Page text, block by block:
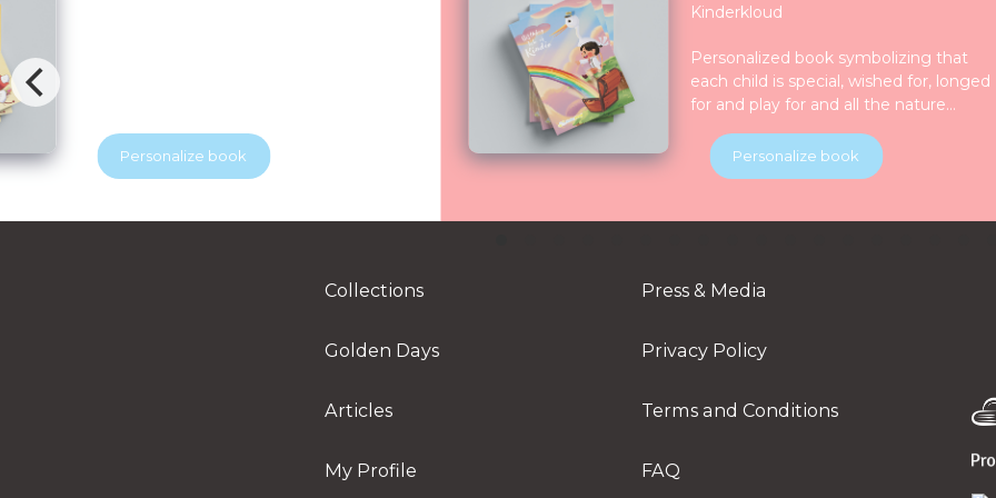
Kinderkloud
Personalized book symbolizing that
each child is special, wished for, longed
for and play for and all the nature
be introduced to various animals in their
natural habitats along the journey.
Personalize book
healthy. A playful story that helps
children feel brave at the dentist.
smiles.
Personalize book
Collections
Golden Days
Articles
My Profile
Press & Media
Privacy Policy
Terms and Conditions
FAQ